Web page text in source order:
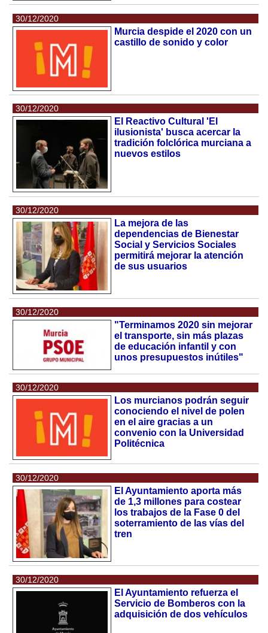
30/12/2020
Murcia despide el 2020 con un
castillo de sonido y color
30/12/2020
El Reactivo Cultural 'El
ilusionista' busca acercar la
tradición folclórica murciana a
nuevos estilos
30/12/2020
La mejora de las
dependencias de Bienestar
Social y Servicios Sociales
permitirá mejorar la atención
de sus usuarios
30/12/2020
"Terminamos 2020 sin mejorar
el transporte, sin más plazas
de educación infantil y con
unos presupuestos inútiles"
30/12/2020
Los murcianos podrán seguir
conociendo el nivel de polen
en el aire gracias a un
convenio con la Universidad
Politécnica
30/12/2020
El Ayuntamiento aporta más
de 1,3 millones para costear
los trabajos de la Fase 0 del
soterramiento de las vías del
tren
30/12/2020
El Ayuntamiento refuerza el
Servicio de Bomberos con la
adquisición de dos vehículos